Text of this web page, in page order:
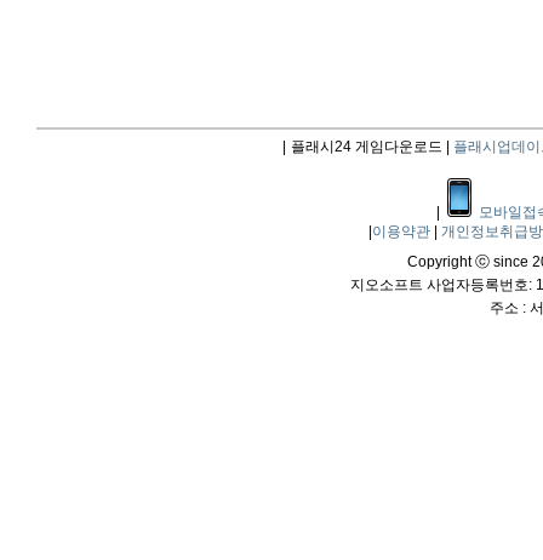
플래시24 게임다운로드 | 플래시업데이
모바일접
이용약관
개인정보취급
Copyright ⓒ since
지오소프트 사업자등록번호:
주소 :